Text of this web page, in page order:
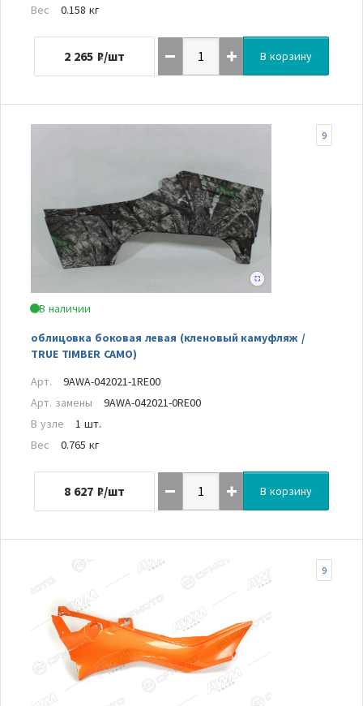
Вес
0.158 кг
2 265 ₽/шт В корзину
В наличии
облицовка боковая левая (кленовый камуфляж /
TRUE TIMBER CAMO)
9
Арт.
9AWA-042021-1RE00
Арт. замены
9AWA-042021-0RE00
В узле
1 шт.
Вес
0.765 кг
8 627 ₽/шт В корзину
9